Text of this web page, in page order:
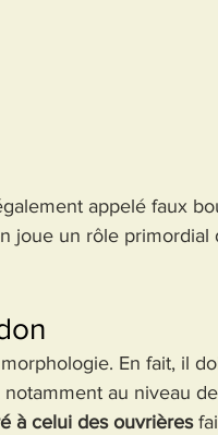
appelé faux
joue un rôle primordial
En fait, il
au niveau
à celui des ouvrières